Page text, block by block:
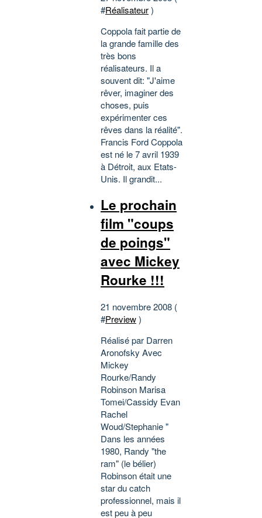
#Réalisateur)
Coppola fait partie de
la grande famille des
très bons
réalisateurs. Il a
souvent dit: "J'aime
rêver, imaginer des
choses, puis
expérimenter ces
rêves dans la réalité".
Francis Ford Coppola
est né le 7 avril 1939
à Détroit, aux Etats-
Unis. Il grandit...
Le prochain
film "coups
de poings"
avec Mickey
Rourke !!!
21 novembre 2008 (
#Preview)
Réalisé par Darren
Aronofsky Avec
Mickey
Rourke/Randy
Robinson Marisa
Tomei/Cassidy Evan
Rachel
Woud/Stephanie "
Dans les années
1980, Randy "the
ram" (le bélier)
Robinson était une
star du catch
professionnel, mais il
est peu à peu